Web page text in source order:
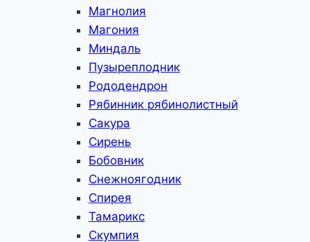
Магнолия
Магония
Миндаль
Пузыреплодник
Рододендрон
Рябинник рябинолистный
Сакура
Сирень
Бобовник
Снежноягодник
Спирея
Тамарикс
Скумпия